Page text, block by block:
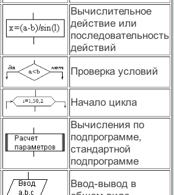
Вычислительное
действие или
последовательность
действий
Проверка условий
Начало цикла
Вычисления по
подпрограмме,
стандартной
подпрограмме
Ввод-вывод в